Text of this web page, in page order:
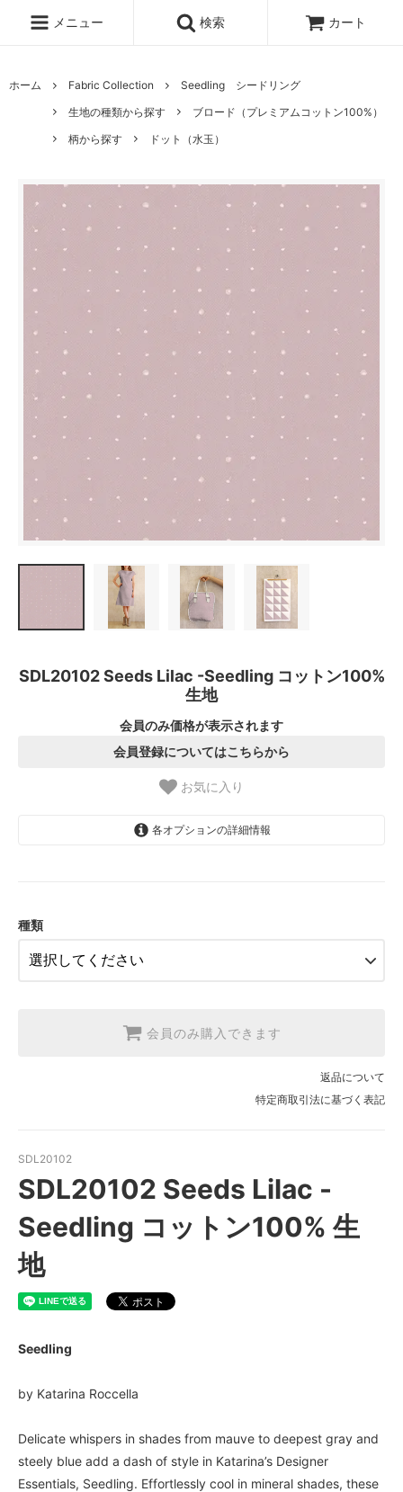
メニュー 検索 カート
ホーム Fabric Collection
Seedling シードリング
生地の種類から探す
ブロード（プレミアムコットン100%）
柄から探す
ドット（水玉）
SDL20102 Seeds Lilac -Seedling コットン100%
生地
会員のみ価格が表示されます
会員登録についてはこちらから
お気に入り
各オプションの詳細情報
【2026/9/20〆10月発送予定分】
種類
会員のみ購入できます
返品について
特定商取引法に基づく表記
SDL20102
SDL20102 Seeds Lilac -
Seedling コットン100% 生
地
Seedling
by Katarina Roccella
Delicate whispers in shades from mauve to deepest gray and
steely blue add a dash of style in Katarina’s Designer
Essentials, Seedling. Effortlessly cool in mineral shades, these